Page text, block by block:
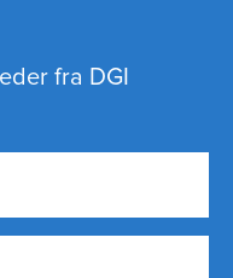
fra DGI